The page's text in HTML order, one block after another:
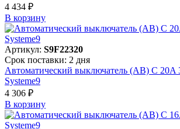
4 434 ₽
В корзинy
Артикул: S9F22320
Срок поставки: 2 дня
Автоматический выключатель (АВ) C 20A
Systeme9
4 306 ₽
В корзинy